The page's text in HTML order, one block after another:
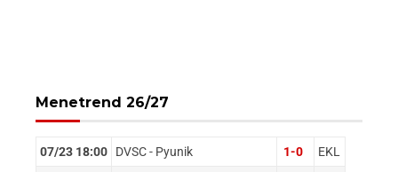
Menetrend 26/27
07/23 18:00 DVSC - Pyunik 1-0 EKL